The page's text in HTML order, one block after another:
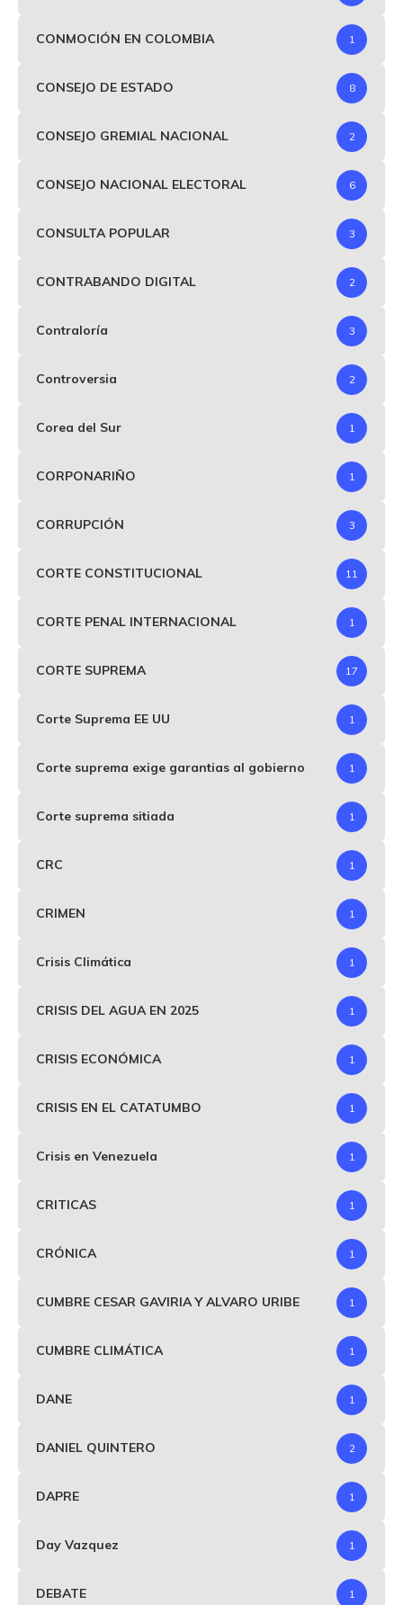
CONMOCIÓN EN COLOMBIA 1
CONSEJO DE ESTADO 8
CONSEJO GREMIAL NACIONAL 2
CONSEJO NACIONAL ELECTORAL 6
CONSULTA POPULAR 3
CONTRABANDO DIGITAL 2
Contraloría 3
Controversia 2
Corea del Sur 1
CORPONARIÑO 1
CORRUPCIÓN 3
CORTE CONSTITUCIONAL 11
CORTE PENAL INTERNACIONAL 1
CORTE SUPREMA 17
Corte Suprema EE UU 1
Corte suprema exige garantias al gobierno 1
Corte suprema sitiada 1
CRC 1
CRIMEN 1
Crisis Climática 1
CRISIS DEL AGUA EN 2025 1
CRISIS ECONÓMICA 1
CRISIS EN EL CATATUMBO 1
Crisis en Venezuela 1
CRITICAS 1
CRÓNICA 1
CUMBRE CESAR GAVIRIA Y ALVARO URIBE 1
CUMBRE CLIMÁTICA 1
DANE 1
DANIEL QUINTERO 2
DAPRE 1
Day Vazquez 1
DEBATE 1